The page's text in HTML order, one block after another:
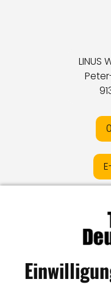
LINUS
Mediadaten
©